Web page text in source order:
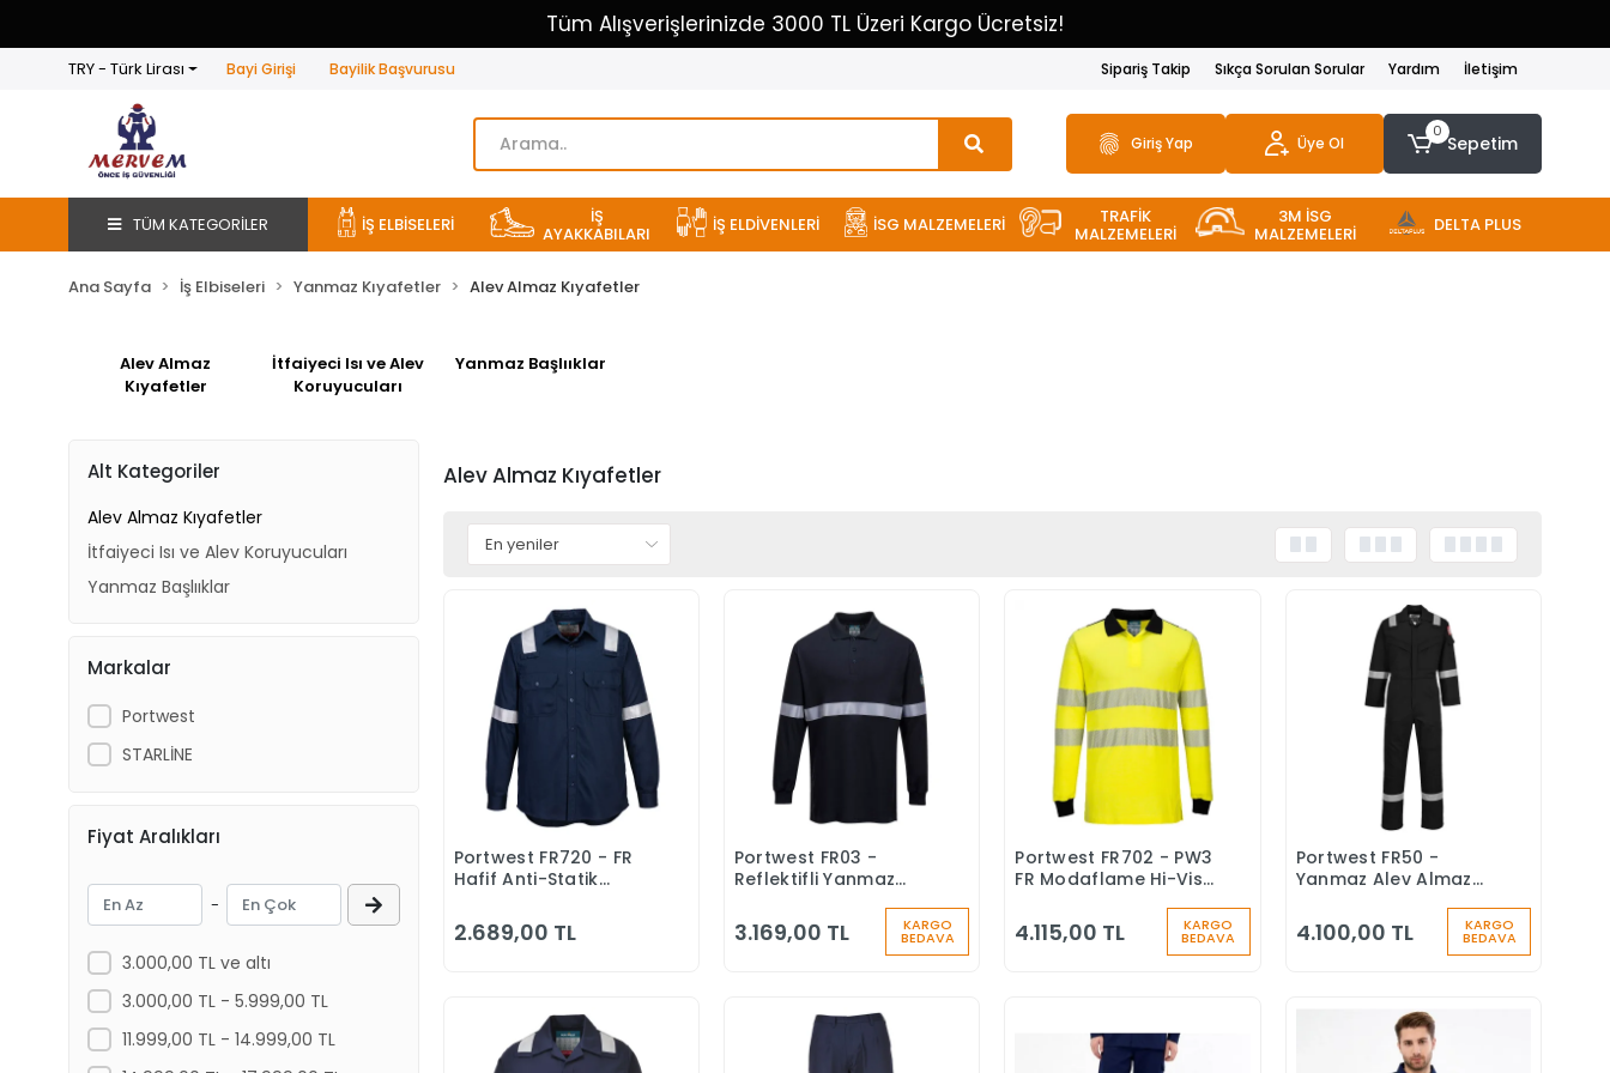
Tüm Alışverişlerinizde 3000 TL Üzeri Kargo Ücretsiz!
TRY - Türk Lirası Bayi Girişi Bayilik Başvurusu Sipariş Takip Sıkça Sorulan Sorular Yardım İletişim
Giriş Yap Üye Ol
0
Sepetim
TÜM KATEGORİLER İŞ ELBİSELERİ İŞ
AYAKKABILARI İŞ ELDİVENLERİ İSG MALZEMELERİ TRAFİK
MALZEMELERİ
3M İSG
MALZEMELERİ DELTA PLUS
Ana Sayfa İş Elbiseleri Yanmaz Kıyafetler Alev Almaz Kıyafetler
Alev Almaz
Kıyafetler
İtfaiyeci Isı ve Alev
Koruyucuları
Yanmaz Başlııklar
Alt Kategoriler
Alev Almaz Kıyafetler
İtfaiyeci Isı ve Alev Koruyucuları
Yanmaz Başlııklar
Markalar
Portwest
STARLİNE
Fiyat Aralıkları
-
3.000,00 TL ve altı
3.000,00 TL - 5.999,00 TL
11.999,00 TL - 14.999,00 TL
Alev Almaz Kıyafetler
Sepete Ekle
Portwest FR720 - FR
Hafif Anti-Statik
Almaz
2.689,00 TL
Sepete Ekle
Portwest FR03 -
Reflektifli Yanmaz
Modaflame Anti-
statik Uzun Kollu Polo
3.169,00 TL KARGO
BEDAVA
Sepete Ekle
Portwest FR702 - PW3
FR Modaflame Hi-Vis
Yanmaz Alev Almaz
4.115,00 TL KARGO
BEDAVA
Sepete Ekle
Portwest FR50 -
Yanmaz Alev Almaz
350g
4.100,00 TL KARGO
BEDAVA